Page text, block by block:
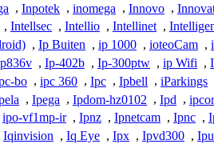
,
Innovo
,
inomega
,
Inpotek
,
,
Intellinet
,
Intellio
,
Intellsec
,
,
ioteoCam
,
ip 1000
,
Ip Buiten
,
,
ip Wifi
,
Ip-300ptw
,
Ip-402b
,
iParkings
,
Ipbell
,
Ipc
,
ipc 360
,
bo
,
Ipd
,
Ipdom-hz0102
,
Ipega
,
,
Ipnc
,
Ipnetcam
,
Ipnz
,
ipo-vf1mp-ir
,
Ipvd300
,
Ipx
,
Iq Eye
,
Iqinvision